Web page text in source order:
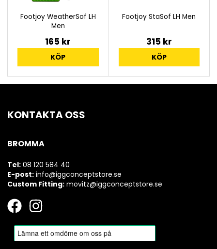
Footjoy WeatherSof LH
Men
165 kr
KÖP
Footjoy StaSof LH Men
315 kr
KÖP
KONTAKTA OSS
BROMMA
Tel: 08 120 584 40
E-post: info@iggconceptstore.se
Custom Fitting: movitz@iggconceptstore.se